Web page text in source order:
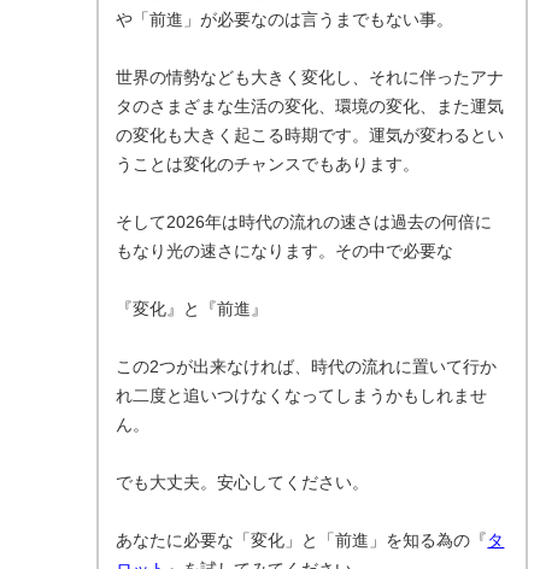
や「前進」が必要なのは言うまでもない事。
世界の情勢なども大きく変化し、それに伴ったアナ
タのさまざまな生活の変化、環境の変化、また運気
の変化も大きく起こる時期です。運気が変わるとい
うことは変化のチャンスでもあります。
そして2026年は時代の流れの速さは過去の何倍に
もなり光の速さになります。その中で必要な
『変化』と『前進』
この2つが出来なければ、時代の流れに置いて行か
れ二度と追いつけなくなってしまうかもしれませ
ん。
でも大丈夫。安心してください。
あなたに必要な「変化」と「前進」を知る為の『 タ